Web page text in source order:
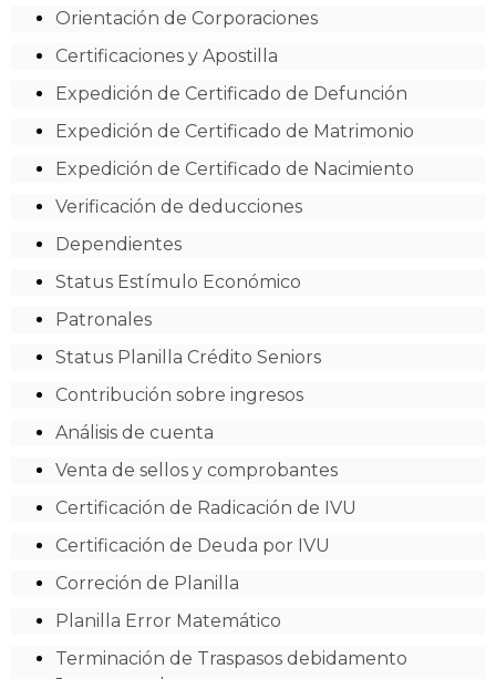
Orientación de Corporaciones
Certificaciones y Apostilla
Expedición de Certificado de Defunción
Expedición de Certificado de Matrimonio
Expedición de Certificado de Nacimiento
Verificación de deducciones
Dependientes
Status Estímulo Económico
Patronales
Status Planilla Crédito Seniors
Contribución sobre ingresos
Análisis de cuenta
Venta de sellos y comprobantes
Certificación de Radicación de IVU
Certificación de Deuda por IVU
Correción de Planilla
Planilla Error Matemático
Terminación de Traspasos debidamento